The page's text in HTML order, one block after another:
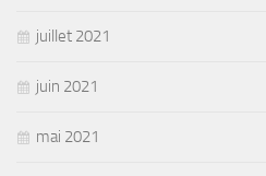
juillet 2021
juin 2021
mai 2021